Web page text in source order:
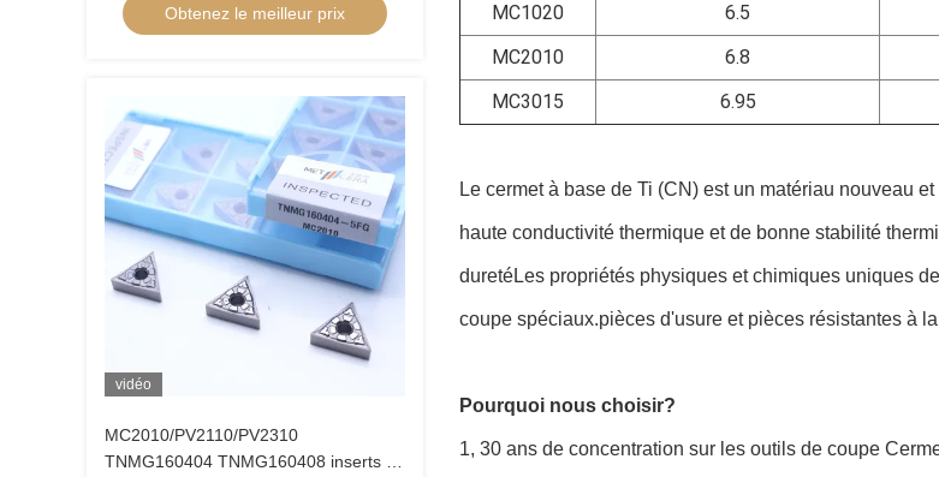
5FG TCMT16-5FG TCMT16-5FG
Obtenez le meilleur prix
vidéo
MC2010/PV2110/PV2310
TNMG160404 TNMG160408 inserts de
MC1020
6.5
MC2010
6.8
MC3015
6.95
Le cermet à base de Ti (CN) est un matériau nouveau
haute conductivité thermique et de bonne stabilité
duretéLes propriétés physiques et chimiques uniques
coupe spéciaux.pièces d'usure et pièces résistantes à
Pourquoi nous choisir?
1, 30 ans de concentration sur les outils de coupe